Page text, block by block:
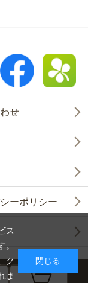
せ
ーポリシー
ス
ク
ま
閉じる